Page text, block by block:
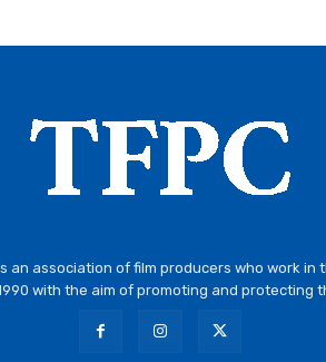
an association of film producers who work in
with the aim of promoting and protecting